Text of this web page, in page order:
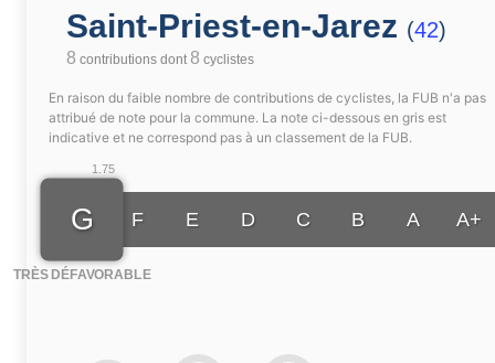
Saint-Priest-en-Jarez (42)
8 contributions dont8 cyclistes
En raison du faible nombre de contributions de cyclistes, la FUB n'a pas
attribué de note pour la commune. La note ci-dessous en gris est
indicative et ne correspond pas à un classement de la FUB.
1.75
G
TRÈS DÉFAVORABLE
F E D C B A A+